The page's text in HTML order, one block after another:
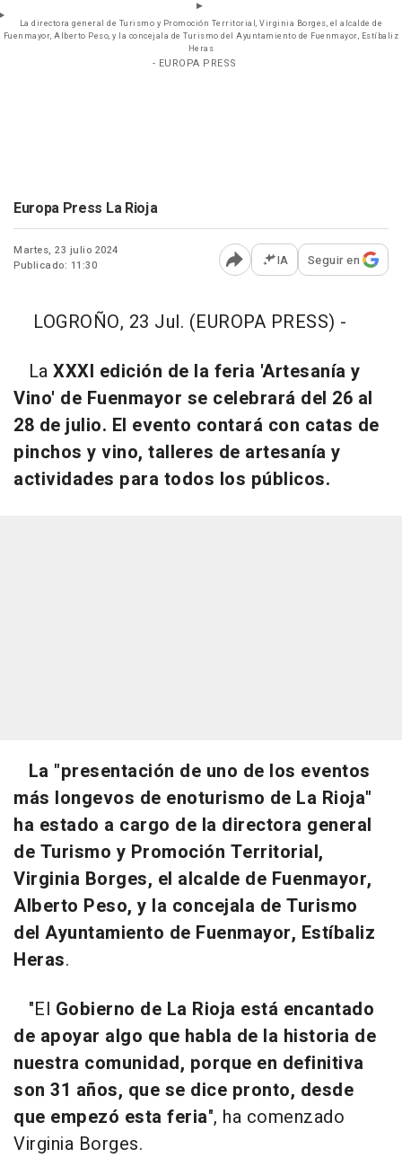
La directora general de Turismo y Promoción Territorial, Virginia Borges, el alcalde de
Fuenmayor, Alberto Peso, y la concejala de Turismo del Ayuntamiento de Fuenmayor, Estíbaliz
Heras
- EUROPA PRESS
Europa Press La Rioja
Martes, 23 julio 2024
Publicado: 11:30
Abrir opciones para
IA Seguir en
LOGROÑO, 23 Jul. (EUROPA PRESS) -
La XXXI edición de la feria 'Artesanía y
Vino' de Fuenmayor se celebrará del 26 al
28 de julio. El evento contará con catas de
pinchos y vino, talleres de artesanía y
actividades para todos los públicos.
La "presentación de uno de los eventos
más longevos de enoturismo de La Rioja"
ha estado a cargo de la directora general
de Turismo y Promoción Territorial,
Virginia Borges, el alcalde de Fuenmayor,
Alberto Peso, y la concejala de Turismo
del Ayuntamiento de Fuenmayor, Estíbaliz
Heras.
"El Gobierno de La Rioja está encantado
de apoyar algo que habla de la historia de
nuestra comunidad, porque en definitiva
son 31 años, que se dice pronto, desde
que empezó esta feria", ha comenzado
Virginia Borges.